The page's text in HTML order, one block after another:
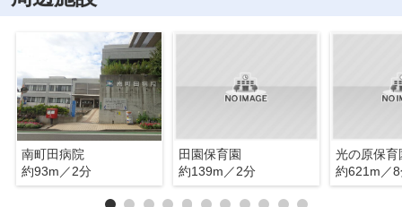
南町田病院
約93m／2分
田園保育園
約139m／2分
光の原保育
約621m／